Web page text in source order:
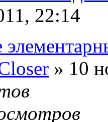
22:14
» 10